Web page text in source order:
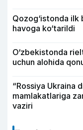
Qozog‘istonda ilk
havoga ko‘tarildi
O‘zbekistonda
uchun alohida
“Rossiya Ukraina
mamlakatlariga
vaziri